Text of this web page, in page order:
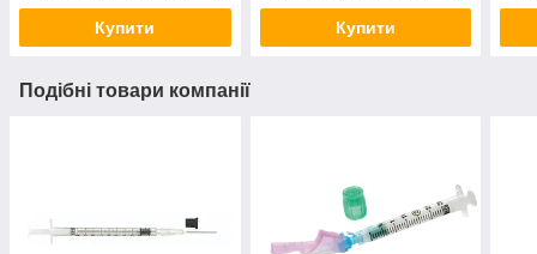
Купити Купити
Подібні товари компанії